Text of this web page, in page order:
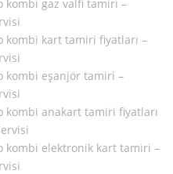
kombi gaz valfi tamiri –
kombi kart tamiri fiyatları –
kombi eşanjör tamiri –
kombi anakart tamiri fiyatları
kombi elektronik kart tamiri –